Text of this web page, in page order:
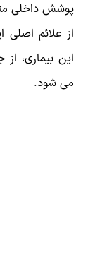
پوشش داخلی
از علائم اصلی
این بیماری،
می شود.